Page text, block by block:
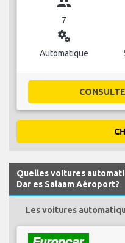
7
miscellaneous_services
Automatique
Quelles voitures
Dar es Salaam Aéroport?
Les voitures